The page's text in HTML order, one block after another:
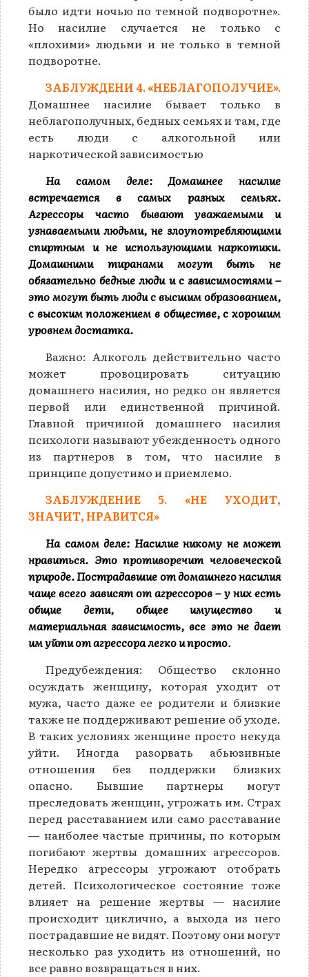
было идти ночью по темной подворотне».
Но насилие случается не только с
«плохими» людьми и не только в темной
подворотне.
ЗАБЛУЖДЕНИ 4. «НЕБЛАГОПОЛУЧИЕ».
Домашнее насилие бывает только в
неблагополучных, бедных семьях и там, где
есть люди с алкогольной или
наркотической зависимостью
На самом деле: Домашнее насилие
встречается в самых разных семьях.
Агрессоры часто бывают уважаемыми и
узнаваемыми людьми, не злоупотребляющими
спиртным и не использующими наркотики.
Домашними тиранами могут быть не
обязательно бедные люди и с зависимостями –
это могут быть люди с высшим образованием,
с высоким положением в обществе, с хорошим
уровнем достатка.
Важно: Алкоголь действительно часто
может провоцировать ситуацию
домашнего насилия, но редко он является
первой или единственной причиной.
Главной причиной домашнего насилия
психологи называют убежденность одного
из партнеров в том, что насилие в
принципе допустимо и приемлемо.
ЗАБЛУЖДЕНИЕ 5. «НЕ УХОДИТ,
ЗНАЧИТ, НРАВИТСЯ»
На самом деле: Насилие никому не может
нравиться. Это противоречит человеческой
природе. Пострадавшие от домашнего насилия
чаще всего зависят от агрессоров – у них есть
общие дети, общее имущество и
материальная зависимость, все это не дает
им уйти от агрессора легко и просто.
Предубеждения: Общество склонно
осуждать женщину, которая уходит от
мужа, часто даже ее родители и близкие
также не поддерживают решение об уходе.
В таких условиях женщине просто некуда
уйти. Иногда разорвать абьюзивные
отношения без поддержки близких
опасно. Бывшие партнеры могут
преследовать женщин, угрожать им. Страх
перед расставанием или само расставание
— наиболее частые причины, по которым
погибают жертвы домашних агрессоров.
Нередко агрессоры угрожают отобрать
детей. Психологическое состояние тоже
влияет на решение жертвы — насилие
происходит циклично, а выхода из него
пострадавшие не видят. Поэтому они могут
несколько раз уходить из отношений, но
все равно возвращаться в них.